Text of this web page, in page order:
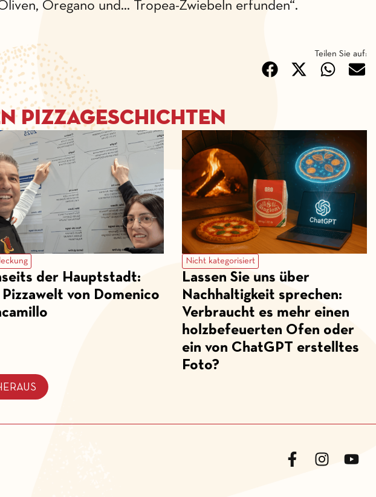
Oregano und… Tropea-Zwiebeln erfunden“.
Teilen Sie auf:
Pizzageschichten
der Hauptstadt:
von Domenico
Nicht kategorisiert
Lassen Sie uns über
Nachhaltigkeit sprechen:
Verbraucht es mehr einen
holzbefeuerten Ofen oder
ein von ChatGPT erstelltes
Foto?